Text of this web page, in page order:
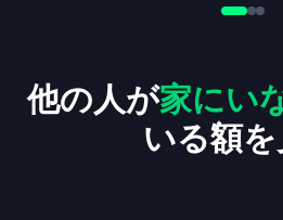
他の人が家にい
いる額